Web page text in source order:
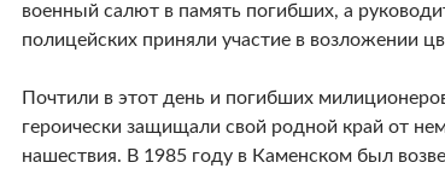
военный салют в память погибших, а
полицейских приняли участие в возложении
Почтили в этот день и погибших
героически защищали свой родной край от
нашествия. В 1985 году в Каменском был